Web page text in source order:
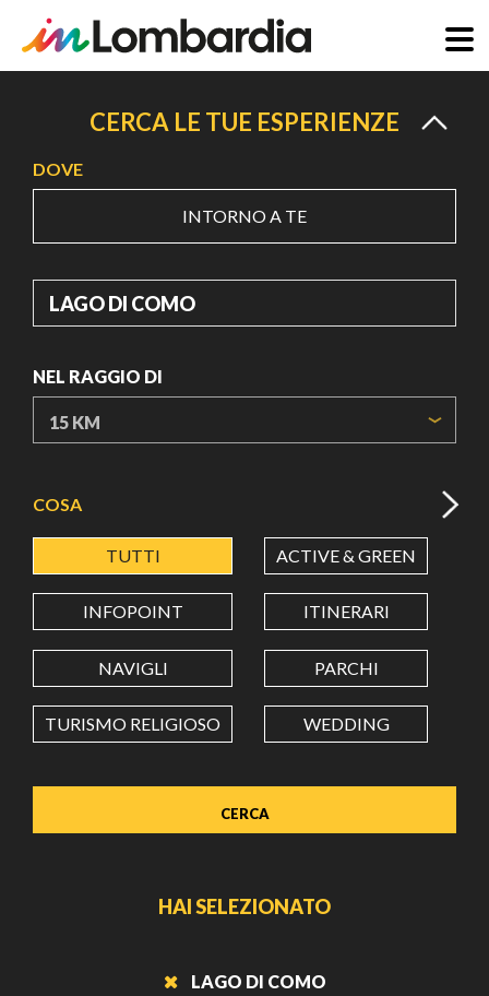
principale
CERCA LE TUE ESPERIENZE
DOVE
INTORNO A TE
DOVE
NEL RAGGIO DI
LATITUDINE
LONGITUDINE
Value in decimal degrees. Use dot (.) as decimal separator.
COSA
TUTTI ACTIVE & GREEN
INFOPOINT ITINERARI
NAVIGLI PARCHI
TURISMO RELIGIOSO WEDDING
HAI SELEZIONATO
LAGO DI COMO